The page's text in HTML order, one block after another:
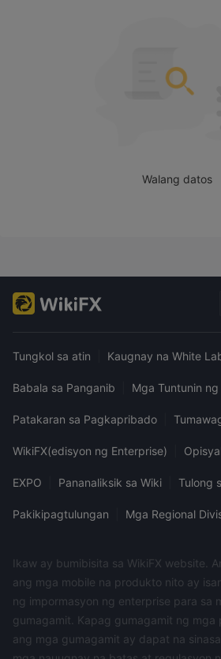
Walang datos
Tungkol sa atin Kaugnay na White
Babala sa Panganib Mga Tuntunin
Patakaran sa Pagkapribado
WikiFX(edisyon ng Enterprise)
EXPO Pananaliksik sa Wiki Tulong
Pakikipagtulungan Mga Regional
Ikaw ay bumibisita sa WikiFX website.
ang mga mobile na produkto nito ay
ng impormasyon ng enterprise para sa
gumagamit. Kapag gumagamit ng mga
ang mga gumagamit ay dapat na